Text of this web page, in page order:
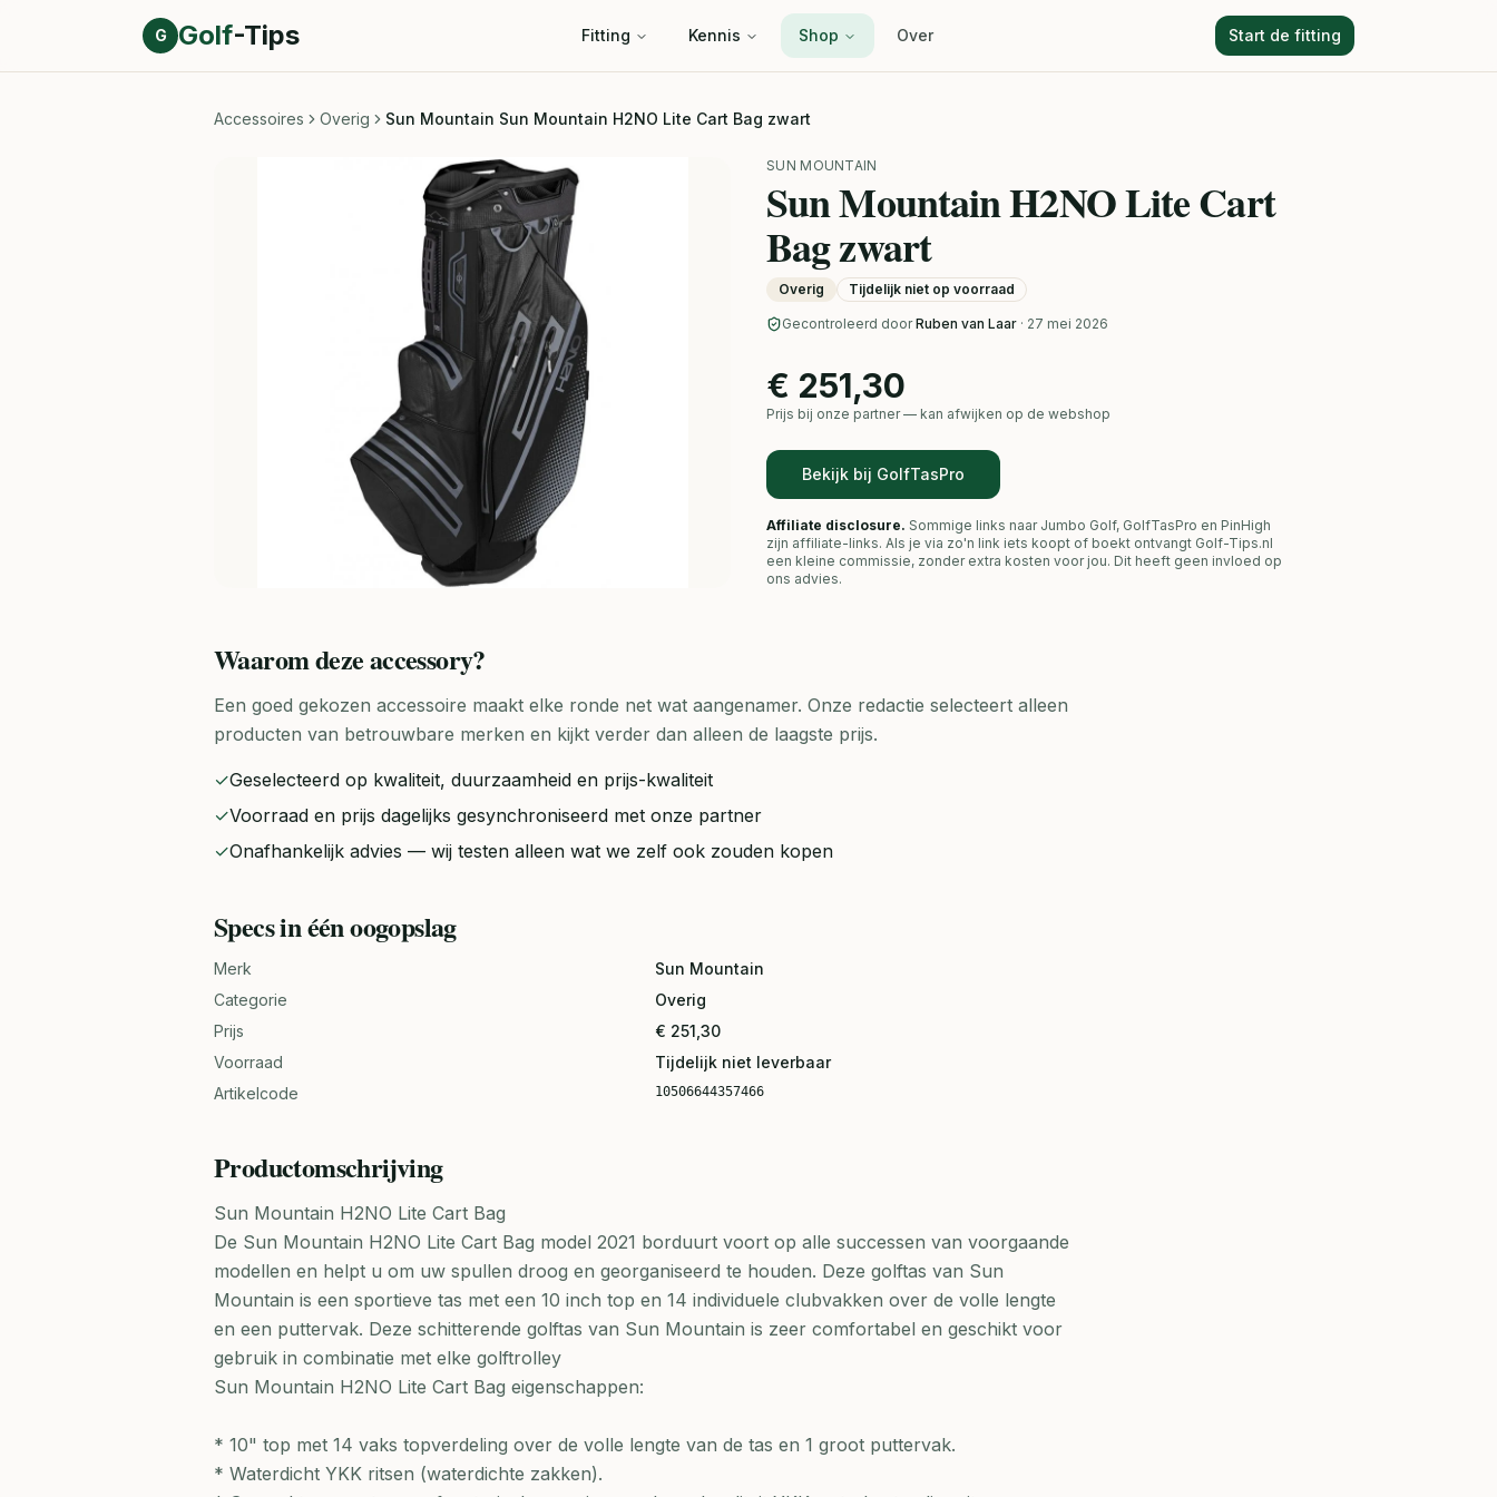
Direct naar inhoud
G Golf-Tips Fitting Kennis Shop Over Start de fitting
Accessoires Overig Sun Mountain Sun Mountain H2NO Lite Cart Bag zwart
SUN MOUNTAIN
Sun Mountain H2NO Lite Cart
Bag zwart
Overig Tijdelijk niet op voorraad
Gecontroleerd door Ruben van Laar · 27 mei 2026
€ 251,30
Prijs bij onze partner — kan afwijken op de webshop
Bekijk bij GolfTasPro
Affiliate disclosure. Sommige links naar Jumbo Golf, GolfTasPro en PinHigh
zijn affiliate-links. Als je via zo'n link iets koopt of boekt ontvangt Golf-Tips.nl
een kleine commissie, zonder extra kosten voor jou. Dit heeft geen invloed op
ons advies.
Waarom dezeaccessory?
Een goed gekozen accessoire maakt elke ronde net wat aangenamer. Onze redactie selecteert alleen
producten van betrouwbare merken en kijkt verder dan alleen de laagste prijs.
✓Geselecteerd op kwaliteit, duurzaamheid en prijs-kwaliteit
✓Voorraad en prijs dagelijks gesynchroniseerd met onze partner
✓Onafhankelijk advies — wij testen alleen wat we zelf ook zouden kopen
Specs in één oogopslag
Merk
Sun Mountain
Categorie
Overig
Prijs
€ 251,30
Voorraad
Tijdelijk niet leverbaar
Artikelcode
10506644357466
Productomschrijving
Sun Mountain H2NO Lite Cart Bag
De Sun Mountain H2NO Lite Cart Bag model 2021 borduurt voort op alle successen van voorgaande
modellen en helpt u om uw spullen droog en georganiseerd te houden. Deze golftas van Sun
Mountain is een sportieve tas met een 10 inch top en 14 individuele clubvakken over de volle lengte
en een puttervak. Deze schitterende golftas van Sun Mountain is zeer comfortabel en geschikt voor
gebruik in combinatie met elke golftrolley
Sun Mountain H2NO Lite Cart Bag eigenschappen:
* 10" top met 14 vaks topverdeling over de volle lengte van de tas en 1 groot puttervak.
* Waterdicht YKK ritsen (waterdichte zakken).